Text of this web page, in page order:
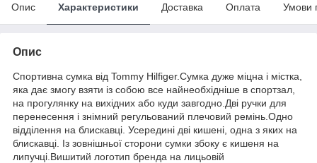
Опис Характеристики Доставка Оплата Умови
Опис
Спортивна сумка від Tommy Hilfiger.Сумка дуже міцна і містка,
яка дає змогу взяти із собою все найнеобхідніше в спортзал,
на прогулянку на вихідних або куди завгодно.Дві ручки для
перенесення і знімний регульований плечовий ремінь.Одно
відділення на блискавці. Усередині дві кишені, одна з яких на
блискавці. Із зовнішньої сторони сумки збоку є кишеня на
липучці.Вишитий логотип бренда на лицьовій